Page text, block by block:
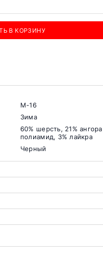
В КОРЗИНУ
М-16
Зима
60% шерсть, 21%
полиамид, 3% лайкра
Черный